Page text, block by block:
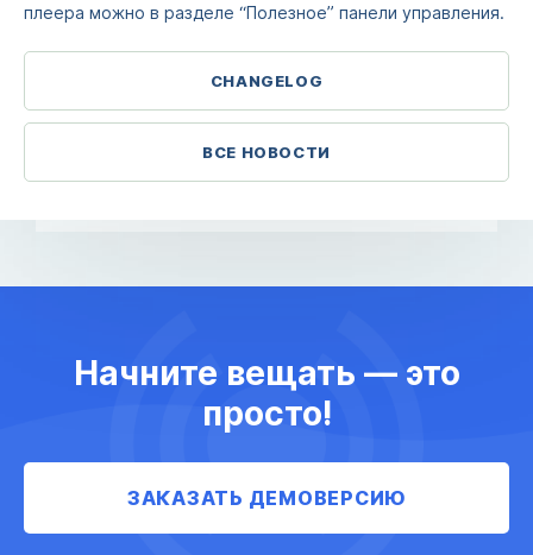
плеера можно в разделе “Полезное” панели управления.
CHANGELOG
ВСЕ НОВОСТИ
Начните вещать — это
просто!
ЗАКАЗАТЬ ДЕМОВЕРСИЮ